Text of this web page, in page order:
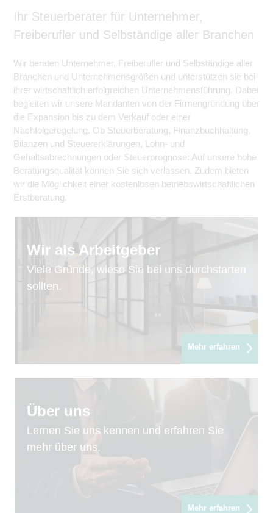
Ihr Steuerberater für Unternehmer,
Freiberufler und Selbständige aller Branchen
Wir beraten Unternehmer, Freiberufler und Selbständige aller
Branchen und Unternehmensgrößen und unterstützen sie bei
ihrer wirtschaftlich erfolgreichen Unternehmensführung. Dabei
begleiten wir unsere Mandanten von der Firmengründung über
die Expansion bis zu dem Verkauf oder einer
Nachfolgeregelung. Ob Steuerberatung, Finanzbuchhaltung,
Bilanzen und Steuererklärungen, Lohn- und
Gehaltsabrechnungen oder Steuerprognose: Auf unsere hohe
Beratungsqualität können Sie sich verlassen. Zudem bieten
wir die Möglichkeit einer kostenlosen betriebswirtschaftlichen
Erstberatung.
Wir als Arbeitgeber
Viele Gründe, wieso Sie bei uns durchstarten
sollten.
Mehr erfahren
Über uns
Lernen Sie uns kennen und erfahren Sie
mehr über uns.
Mehr erfahren